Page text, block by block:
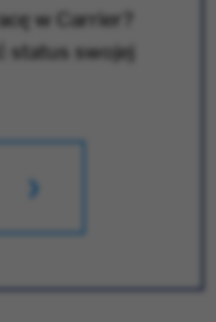
w Carrier?
status swojej